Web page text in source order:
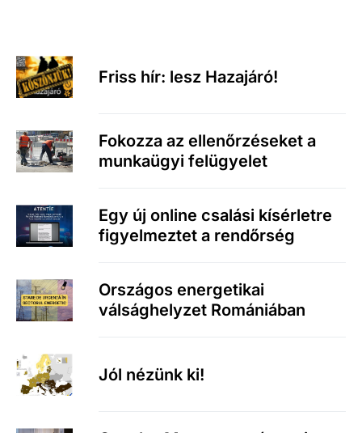
Friss hír: lesz Hazajáró!
Fokozza az ellenőrzéseket a
munkaügyi felügyelet
Egy új online csalási kísérletre
figyelmeztet a rendőrség
Országos energetikai
válsághelyzet Romániában
Jól nézünk ki!